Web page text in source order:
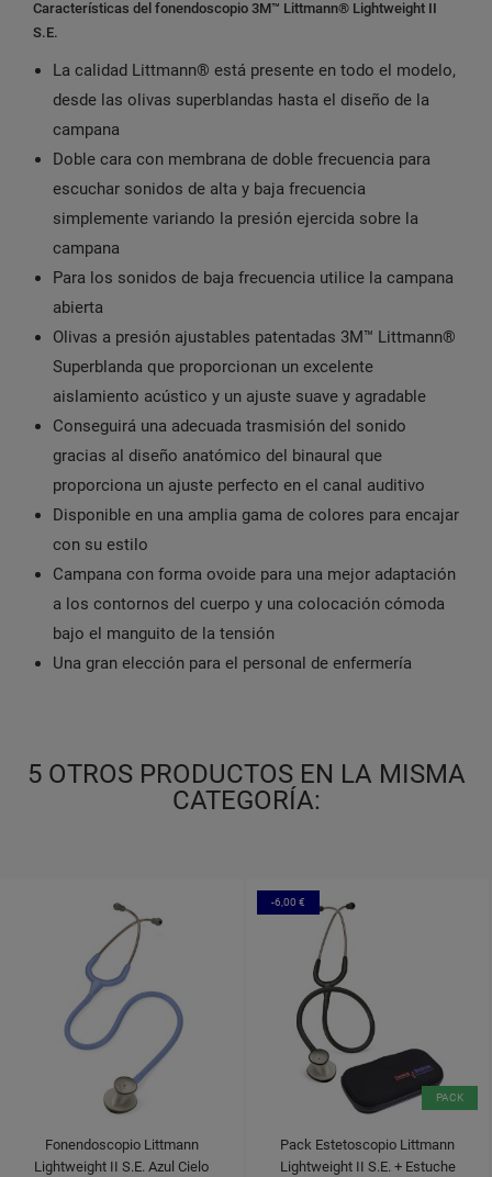
Características del fonendoscopio 3M™ Littmann® Lightweight II
S.E.
La calidad Littmann® está presente en todo el modelo,
desde las olivas superblandas hasta el diseño de la
campana
Doble cara con membrana de doble frecuencia para
escuchar sonidos de alta y baja frecuencia
simplemente variando la presión ejercida sobre la
campana
Para los sonidos de baja frecuencia utilice la campana
abierta
Olivas a presión ajustables patentadas 3M™ Littmann®
Superblanda que proporcionan un excelente
aislamiento acústico y un ajuste suave y agradable
Conseguirá una adecuada trasmisión del sonido
gracias al diseño anatómico del binaural que
proporciona un ajuste perfecto en el canal auditivo
Disponible en una amplia gama de colores para encajar
con su estilo
Campana con forma ovoide para una mejor adaptación
a los contornos del cuerpo y una colocación cómoda
bajo el manguito de la tensión
Una gran elección para el personal de enfermería
5 OTROS PRODUCTOS EN LA MISMA
CATEGORÍA:
Fonendoscopio Littmann
Lightweight II S.E. Azul Cielo
-6,00 €
PACK
Pack Estetoscopio Littmann
Lightweight II S.E. + Estuche